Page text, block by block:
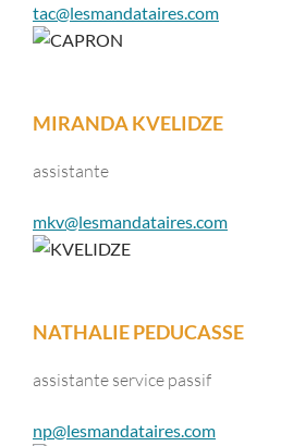
tac@lesmandataires.com
MIRANDA KVELIDZE
assistante
mkv@lesmandataires.com
NATHALIE PEDUCASSE
assistante service passif
np@lesmandataires.com